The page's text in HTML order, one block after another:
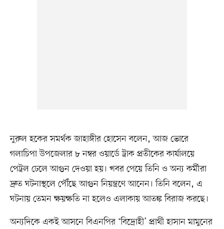
নুরুল হকের সমর্থক জাহাঙ্গীর হোসেন বলেন, আজ ভোরে
গলাচিপা উপজেলার ৮ নম্বর ওয়ার্ডে ট্রাক প্রতীকের কার্যালয়ে
পেট্রল ঢেলে আগুন দেওয়া হয়। খবর পেয়ে তিনি ও অন্য কর্মীরা
দ্রুত ঘটনাস্থলে পৌঁছে আগুন নিয়ন্ত্রণে আনেন। তিনি বলেন, এ
ঘটনায় তেমন ক্ষয়ক্ষতি না হলেও এলাকায় আতঙ্ক বিরাজ করছে।
অন্যদিকে একই আসনে বিএনপির ‘বিদ্রোহী’ প্রার্থী হাসান মামুনের